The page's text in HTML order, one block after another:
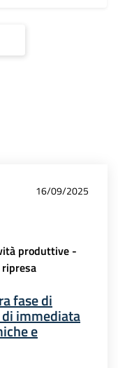
16/09/2025
produttive -
fase di
immediata
e